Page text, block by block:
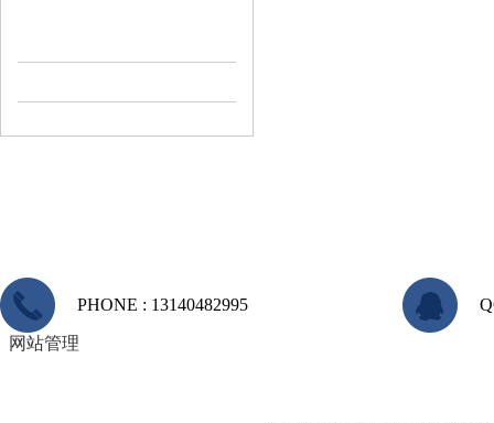
PHONE : 13140482995
网站管理